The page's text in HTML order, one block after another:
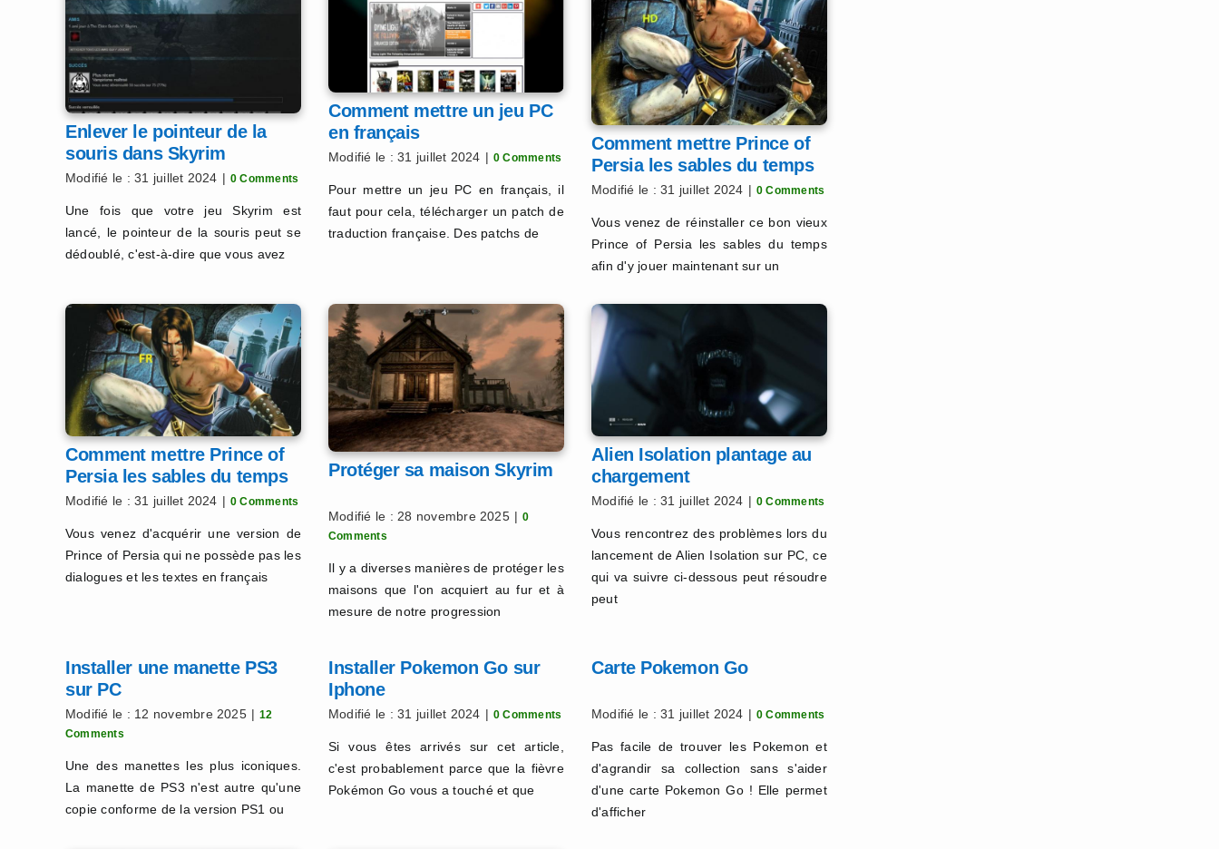
Enlever le pointeur de la
souris dans Skyrim
Modifié le : 31 juillet 2024 | 0 Comments
Une fois que votre jeu Skyrim est
lancé, le pointeur de la souris peut se
dédoublé, c'est-à-dire que vous avez
Comment mettre un jeu PC
en français
Modifié le : 31 juillet 2024 | 0 Comments
Pour mettre un jeu PC en français, il
faut pour cela, télécharger un patch de
traduction française. Des patchs de
Comment mettre Prince of
Persia les sables du temps
en HD
Modifié le : 31 juillet 2024 | 0 Comments
Vous venez de réinstaller ce bon vieux
Prince of Persia les sables du temps
afin d'y jouer maintenant sur un
Comment mettre Prince of
Persia les sables du temps
en français
Modifié le : 31 juillet 2024 | 0 Comments
Vous venez d'acquérir une version de
Prince of Persia qui ne possède pas les
dialogues et les textes en français
Protéger sa maison Skyrim
Modifié le : 28 novembre 2025 | 0
Comments
Il y a diverses manières de protéger les
maisons que l'on acquiert au fur et à
mesure de notre progression
Alien Isolation plantage au
chargement
Modifié le : 31 juillet 2024 | 0 Comments
Vous rencontrez des problèmes lors du
lancement de Alien Isolation sur PC, ce
qui va suivre ci-dessous peut résoudre
peut
Installer une manette PS3
sur PC
Modifié le : 12 novembre 2025 | 12
Comments
Une des manettes les plus iconiques.
La manette de PS3 n'est autre qu'une
copie conforme de la version PS1 ou
Installer Pokemon Go sur
Iphone
Modifié le : 31 juillet 2024 | 0 Comments
Si vous êtes arrivés sur cet article,
c'est probablement parce que la fièvre
Pokémon Go vous a touché et que
Carte Pokemon Go
Modifié le : 31 juillet 2024 | 0 Comments
Pas facile de trouver les Pokemon et
d'agrandir sa collection sans s'aider
d'une carte Pokemon Go ! Elle permet
d'afficher